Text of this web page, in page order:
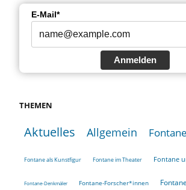
E-Mail*
Anmelden
THEMEN
Aktuelles Allgemein
Fontane als Kunstfigur Fontane im Theater Fontane
Fontane-Denkmäler Fontane-Forscher*innen